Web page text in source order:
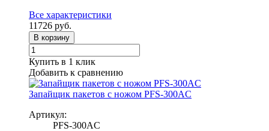
Все характеристики
11726 руб.
В корзину
Купить в 1 клик
Добавить к сравнению
Запайщик пакетов с ножом PFS-300AC
Артикул:
PFS-300AC